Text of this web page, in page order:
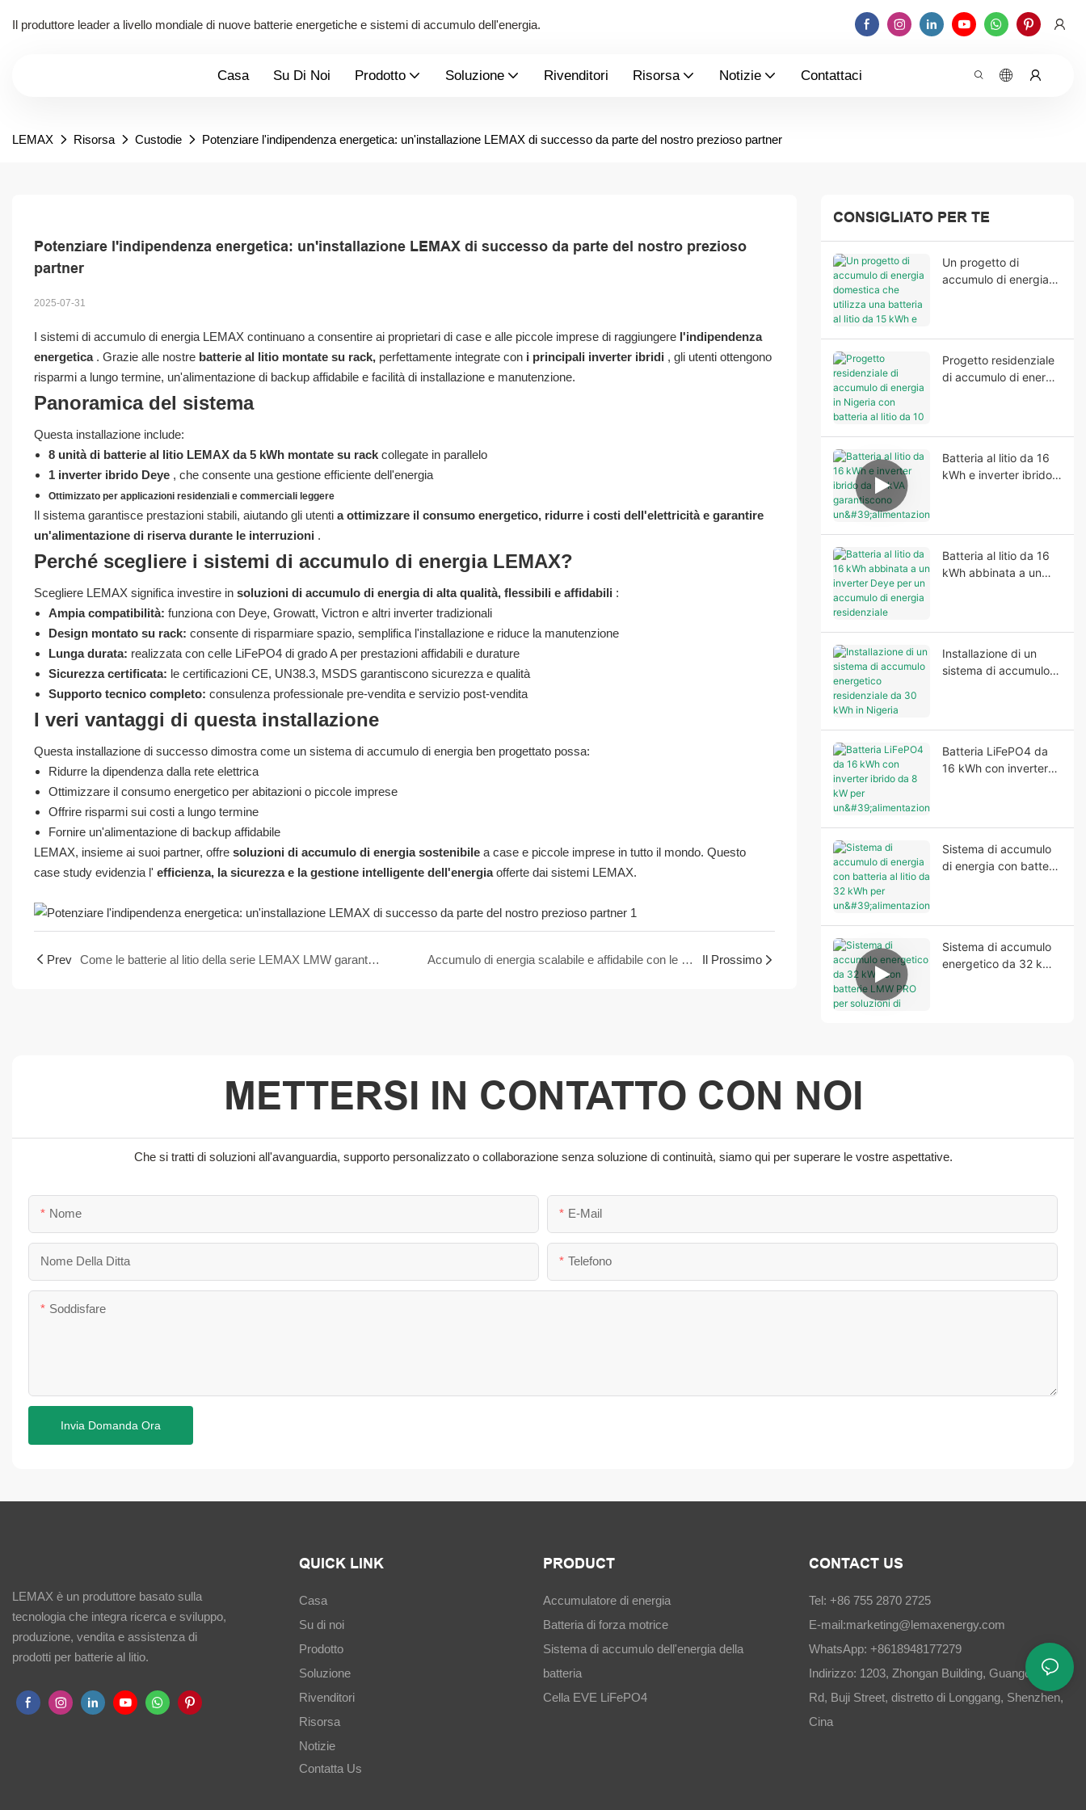
Il produttore leader a livello mondiale di nuove batterie energetiche e sistemi di accumulo dell'energia.
Casa Su Di Noi Prodotto Soluzione Rivenditori Risorsa Notizie Contattaci
LEMAX Risorsa Custodie Potenziare l'indipendenza energetica: un'installazione LEMAX di successo da parte del nostro prezioso partner
Potenziare l'indipendenza energetica: un'installazione LEMAX di successo da parte del nostro prezioso
partner
2025-07-31
I sistemi di accumulo di energia LEMAX continuano a consentire ai proprietari di case e alle piccole imprese di raggiungere l'indipendenza
energetica. Grazie alle nostre batterie al litio montate su rack,perfettamente integrate con i principali inverter ibridi , gli utenti ottengono
risparmi a lungo termine, un'alimentazione di backup affidabile e facilità di installazione e manutenzione.
Panoramica del sistema
Questa installazione include:
8 unità di batterie al litio LEMAX da 5 kWh montate su rackcollegate in parallelo
1 inverter ibrido Deye, che consente una gestione efficiente dell'energia
Ottimizzato per applicazioni residenziali e commerciali leggere
Il sistema garantisce prestazioni stabili, aiutando gli utenti a ottimizzare il consumo energetico, ridurre i costi dell'elettricità e garantire
un'alimentazione di riserva durante le interruzioni .
Perché scegliere i sistemi di accumulo di energia LEMAX?
Scegliere LEMAX significa investire in soluzioni di accumulo di energia di alta qualità, flessibili e affidabili :
Ampia compatibilità: funziona con Deye, Growatt, Victron e altri inverter tradizionali
Design montato su rack: consente di risparmiare spazio, semplifica l'installazione e riduce la manutenzione
Lunga durata: realizzata con celle LiFePO4 di grado A per prestazioni affidabili e durature
Sicurezza certificata: le certificazioni CE, UN38.3, MSDS garantiscono sicurezza e qualità
Supporto tecnico completo: consulenza professionale pre-vendita e servizio post-vendita
I veri vantaggi di questa installazione
Questa installazione di successo dimostra come un sistema di accumulo di energia ben progettato possa:
Ridurre la dipendenza dalla rete elettrica
Ottimizzare il consumo energetico per abitazioni o piccole imprese
Offrire risparmi sui costi a lungo termine
Fornire un'alimentazione di backup affidabile
LEMAX, insieme ai suoi partner, offre soluzioni di accumulo di energia sostenibilea case e piccole imprese in tutto il mondo. Questo
case study evidenzia l' efficienza, la sicurezza e la gestione intelligente dell'energiaofferte dai sistemi LEMAX.
Prev Come le batterie al litio della serie LEMAX LMW garantiscono un accumulo affidabile di energia solare con Growatt Accumulo di energia scalabile e affidabile con le batterie LEMAX Il Prossimo
CONSIGLIATO PER TE
Un progetto di
accumulo di energia
un'alimentazione di
riserva stabile e una
Progetto residenziale
di accumulo di energia
Batteria al litio da 16
kWh e inverter ibrido
Nigeria.
Batteria al litio da 16
kWh abbinata a un
Installazione di un
sistema di accumulo
Batteria LiFePO4 da
16 kWh con inverter
Sistema di accumulo
di energia con batteria
Sistema di accumulo
energetico da 32 kWh
METTERSI IN CONTATTO CON NOI
Che si tratti di soluzioni all'avanguardia, supporto personalizzato o collaborazione senza soluzione di continuità, siamo qui per superare le vostre aspettative.
Nome E-Mail
Nome Della Ditta Telefono
Soddisfare
Invia Domanda Ora
LEMAX è un produttore basato sulla
tecnologia che integra ricerca e sviluppo,
produzione, vendita e assistenza di
prodotti per batterie al litio.
QUICK LINK
Casa
Su di noi
Prodotto
Soluzione
Rivenditori
Risorsa
Notizie
Contatta Us
PRODUCT
Accumulatore di energia
Batteria di forza motrice
Sistema di accumulo dell'energia della
batteria
Cella EVE LiFePO4
CONTACT US
Tel: +86 755 2870 2725
E-mail:marketing@lemaxenergy.com
WhatsApp: +8618948177279
Indirizzo: 1203, Zhongan Building, Guangchang
Rd, Buji Street, distretto di Longgang, Shenzhen,
Cina